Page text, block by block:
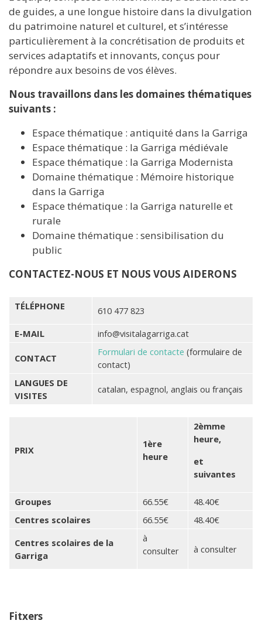
de guides, a une longue histoire dans la divulgation
du patrimoine naturel et culturel, et s’intéresse
particulièrement à la concrétisation de produits et
services adaptatifs et innovants, conçus pour
répondre aux besoins de vos élèves.
Nous travaillons dans les domaines thématiques
suivants :
Espace thématique : antiquité dans la Garriga
Espace thématique : la Garriga médiévale
Espace thématique : la Garriga Modernista
Domaine thématique : Mémoire historique
dans la Garriga
Espace thématique : la Garriga naturelle et
rurale
Domaine thématique : sensibilisation du
public
CONTACTEZ-NOUS ET NOUS VOUS AIDERONS
TÉLÉPHONE
610 477 823
E-MAIL
info@visitalagarriga.cat
CONTACT
Formulari de contacte (formulaire de
contact)
LANGUES DE
VISITES
catalan, espagnol, anglais ou français
PRIX
1ère
heure
2èmme
heure,
et
suivantes
Groupes 66.55€
48.40€
Centres scolaires
66.55€
48.40€
Centres scolaires de la
Garriga
à
consulter
à consulter
Fitxers